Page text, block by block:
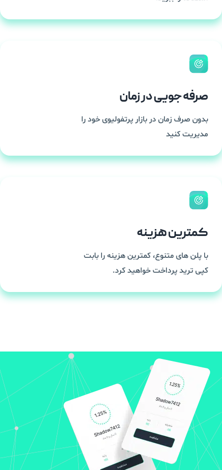
صرفه جویی در زمان
بدون صرف زمان در بازار پرتفولیوی خود را
مدیریت کنید
کمترین هزینه
با پلن های متنوع، کمترین هزینه را بابت
کپی ترید پرداخت خواهید کرد.